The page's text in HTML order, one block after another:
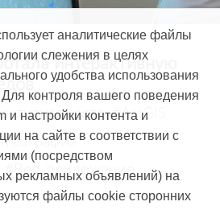
интерактивную
карта #ArcGIS
#Веб-приложение
аналитические файлы
слежения в целях
удобства использования
контроля вашего поведения
и настройки контента и
на сайте в соответствии с
(посредством
рекламных объявлений) на
файлы cookie сторонних